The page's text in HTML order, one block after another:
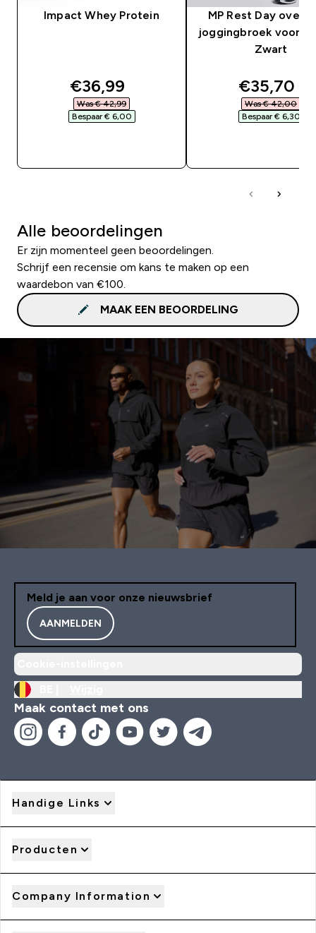
Impact Whey Protein
discounted price
€36,99‎
Was € 42,99‎
Bespaar € 6,00‎
MP Rest Day
joggingbroek voor
Zwart
€35,70‎
Was € 42,00‎
Bespaar € 6,30‎
Alle beoordelingen
Er zijn momenteel geen beoordelingen.
Schrijf een recensie om kans te maken op een
waardebon van €100.
MAAK EEN BEOORDELING
Meld je aan voor onze nieuwsbrief
AANMELDEN
Maak contact met ons
Handige Links
Producten
Company Information